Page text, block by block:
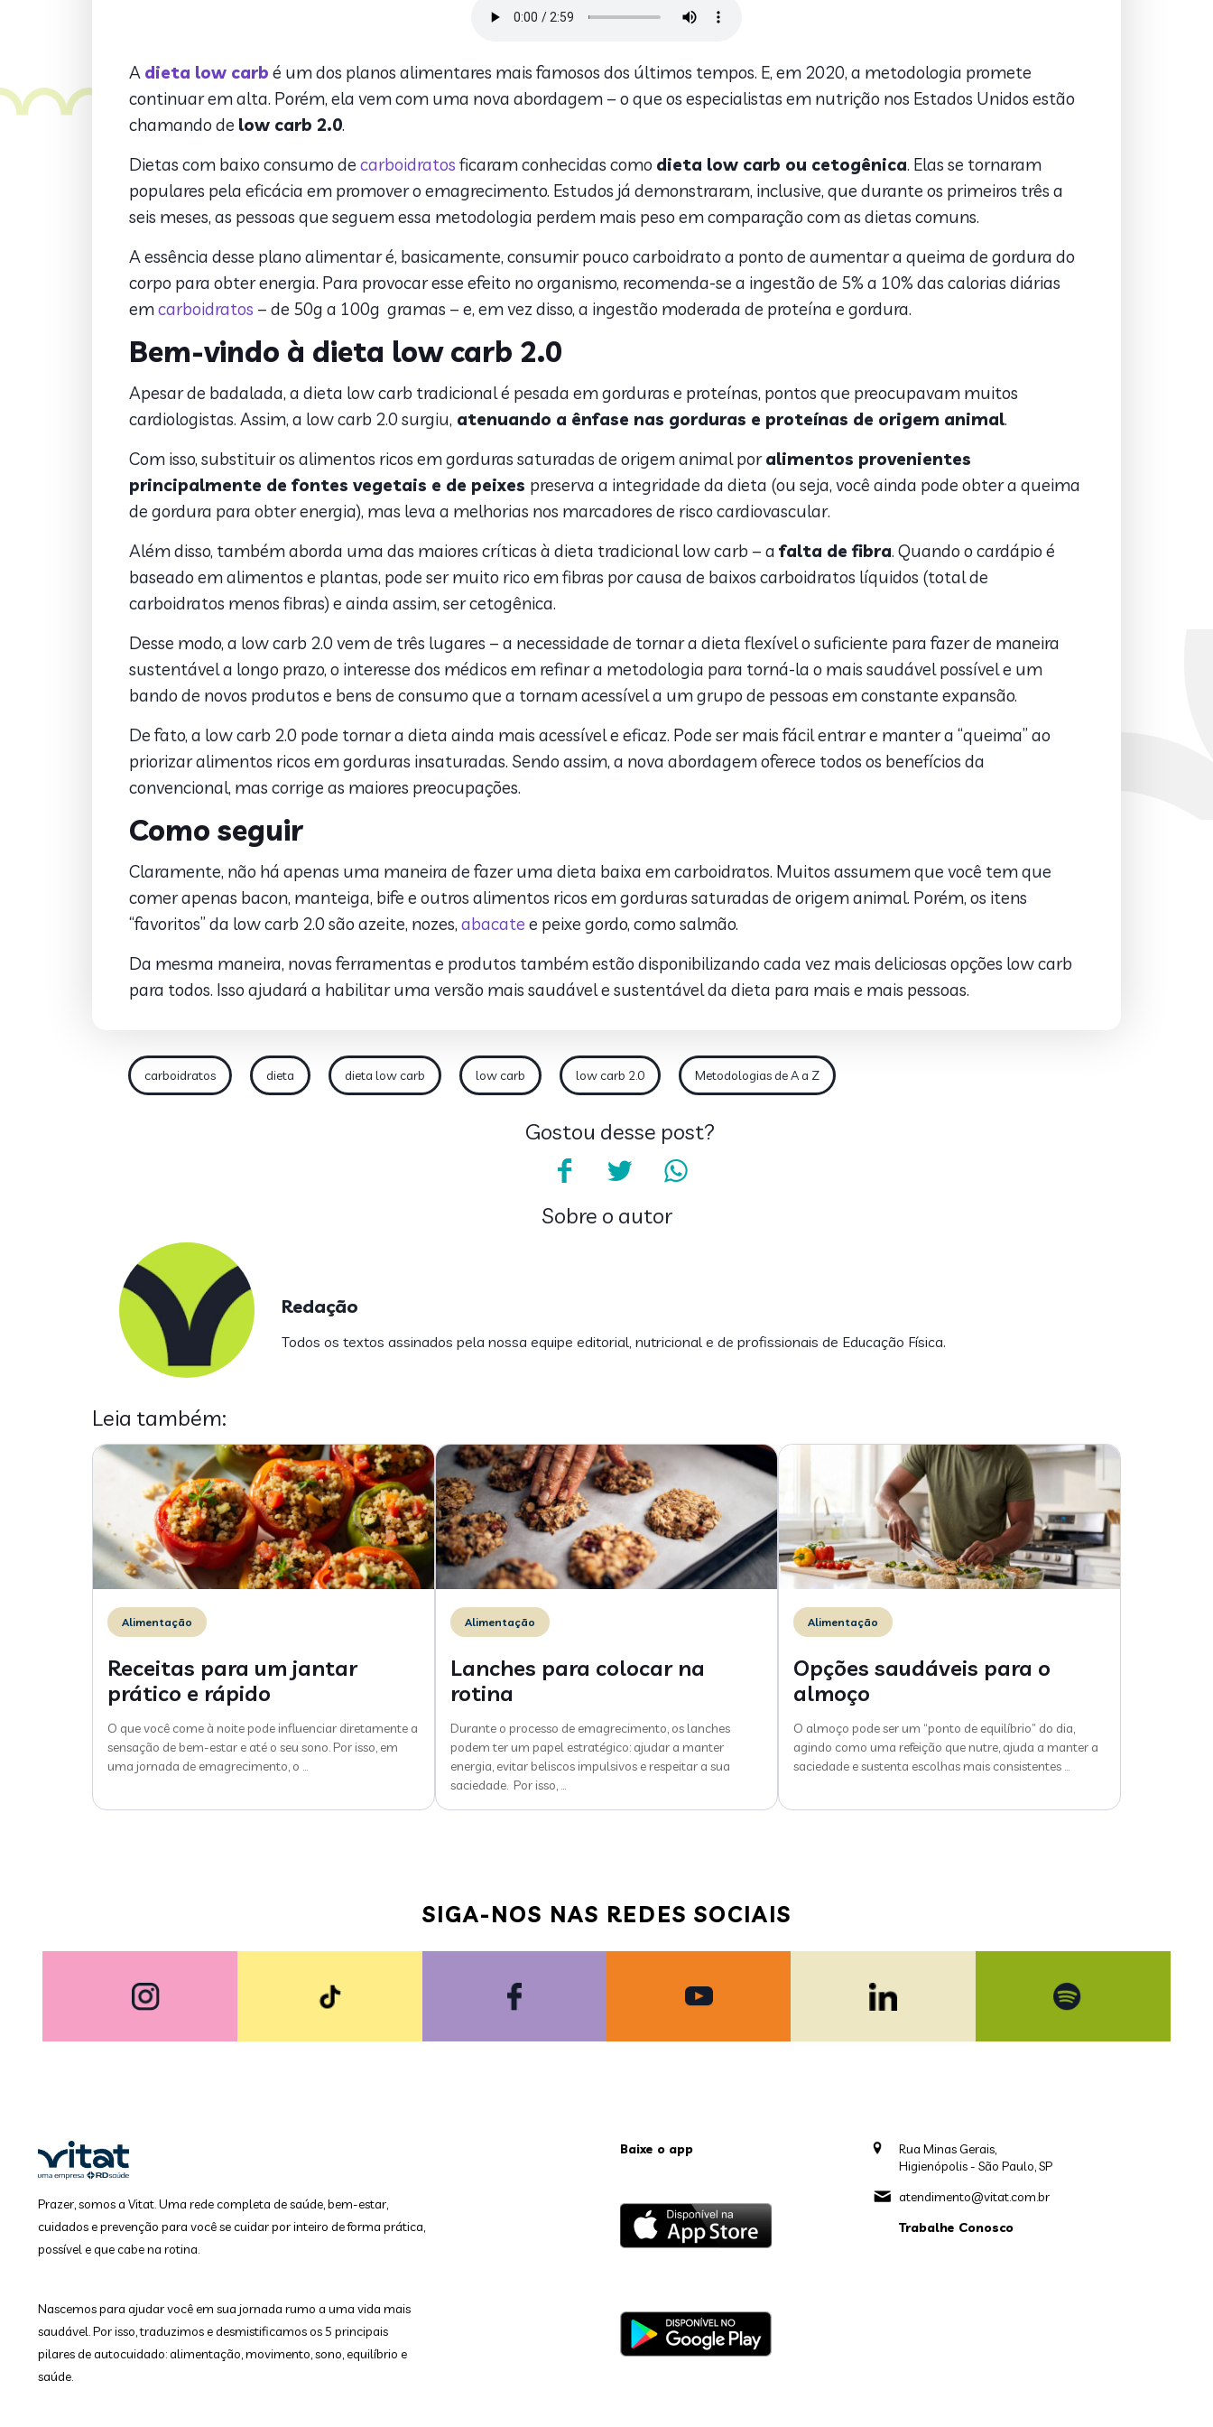
A dieta low carb é um dos planos alimentares mais famosos dos últimos tempos. E, em 2020, a metodologia promete
continuar em alta. Porém, ela vem com uma nova abordagem – o que os especialistas em nutrição nos Estados Unidos estão
chamando de low carb 2.0.
Dietas com baixo consumo de carboidratos ficaram conhecidas como dieta low carb ou cetogênica. Elas se tornaram
populares pela eficácia em promover o emagrecimento. Estudos já demonstraram, inclusive, que durante os primeiros três a
seis meses, as pessoas que seguem essa metodologia perdem mais peso em comparação com as dietas comuns.
A essência desse plano alimentar é, basicamente, consumir pouco carboidrato a ponto de aumentar a queima de gordura do
corpo para obter energia. Para provocar esse efeito no organismo, recomenda-se a ingestão de 5% a 10% das calorias diárias
emcarboidratos – de 50g a 100g gramas – e, em vez disso, a ingestão moderada de proteína e gordura.
Bem-vindo à dieta low carb 2.0
Apesar de badalada, a dieta low carb tradicional é pesada em gorduras e proteínas, pontos que preocupavam muitos
cardiologistas. Assim, a low carb 2.0 surgiu, atenuando a ênfase nas gorduras e proteínas de origem animal.
Com isso, substituir os alimentos ricos em gorduras saturadas de origem animal poralimentos provenientes
principalmente de fontes vegetais e de peixes preserva a integridade da dieta (ou seja, você ainda pode obter a queima
de gordura para obter energia), mas leva a melhorias nos marcadores de risco cardiovascular.
Além disso, também aborda uma das maiores críticas à dieta tradicional low carb – a falta de fibra. Quando o cardápio é
baseado em alimentos e plantas, pode ser muito rico em fibras por causa de baixos carboidratos líquidos (total de
carboidratos menos fibras) e ainda assim, ser cetogênica.
Desse modo, a low carb 2.0 vem de três lugares – a necessidade de tornar a dieta flexível o suficiente para fazer de maneira
sustentável a longo prazo, o interesse dos médicos em refinar a metodologia para torná-la o mais saudável possível e um
bando de novos produtos e bens de consumo que a tornam acessível a um grupo de pessoas em constante expansão.
De fato, a low carb 2.0 pode tornar a dieta ainda mais acessível e eficaz. Pode ser mais fácil entrar e manter a “queima” ao
priorizar alimentos ricos em gorduras insaturadas. Sendo assim, a nova abordagem oferece todos os benefícios da
convencional, mas corrige as maiores preocupações.
Como seguir
Claramente, não há apenas uma maneira de fazer uma dieta baixa em carboidratos. Muitos assumem que você tem que
comer apenas bacon, manteiga, bife e outros alimentos ricos em gorduras saturadas de origem animal. Porém, os itens
“favoritos” da low carb 2.0 são azeite, nozes, abacate e peixe gordo, como salmão.
Da mesma maneira, novas ferramentas e produtos também estão disponibilizando cada vez mais deliciosas opções low carb
para todos. Isso ajudará a habilitar uma versão mais saudável e sustentável da dieta para mais e mais pessoas.
carboidratos dieta dieta low carb low carb low carb 2.0 Metodologias de A a Z
Gostou desse post?
Sobre o autor
Redação
Todos os textos assinados pela nossa equipe editorial, nutricional e de profissionais de Educação Física.
Leia também:
Alimentação
Receitas para um jantar
prático e rápido
O que você come à noite pode influenciar diretamente a
sensação de bem-estar e até o seu sono. Por isso, em
uma jornada de emagrecimento, o …
Alimentação
Lanches para colocar na
rotina
Durante o processo de emagrecimento, os lanches
podem ter um papel estratégico: ajudar a manter
energia, evitar beliscos impulsivos e respeitar a sua
saciedade. Por isso, …
Alimentação
Opções saudáveis para o
almoço
O almoço pode ser um “ponto de equilíbrio” do dia,
agindo como uma refeição que nutre, ajuda a manter a
saciedade e sustenta escolhas mais consistentes …
SIGA-NOS NAS REDES SOCIAIS
Prazer, somos a Vitat. Uma rede completa de saúde, bem-estar,
cuidados e prevenção para você se cuidar por inteiro de forma prática,
possível e que cabe na rotina.
Nascemos para ajudar você em sua jornada rumo a uma vida mais
saudável. Por isso, traduzimos e desmistificamos os 5 principais
pilares de autocuidado: alimentação, movimento, sono, equilíbrio e
saúde.
Baixe o app
Rua Minas Gerais,
Higienópolis - São Paulo, SP
atendimento@vitat.com.br
Trabalhe Conosco